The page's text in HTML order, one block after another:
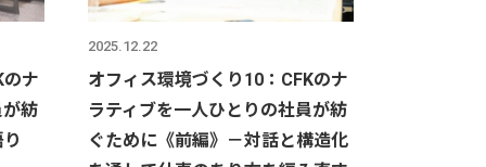
ナ
紡
2025.12.22
オフィス環境づくり10：CFKのナ
ラティブを一人ひとりの社員が紡
ぐために《前編》－対話と構造化